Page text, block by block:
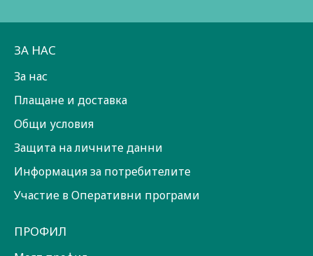
ЗА НАС
За нас
Плащане и доставка
Общи условия
Защита на личните данни
Информация за потребителите
Участие в Оперативни програми
ПРОФИЛ